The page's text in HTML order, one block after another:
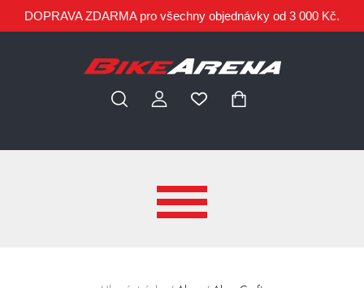
DOPRAVA ZDARMA pro všechny objednávky od 3 000 Kč.